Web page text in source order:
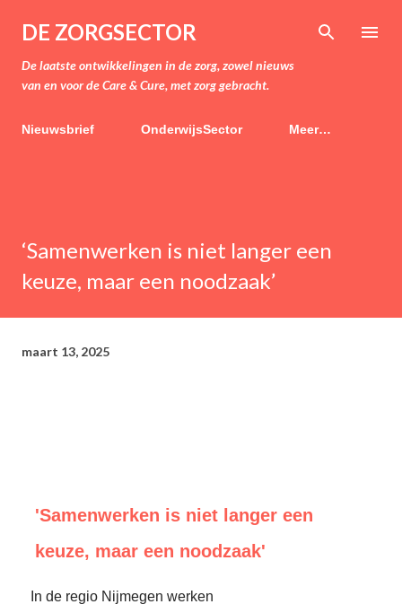
Doorgaan naar hoofdcontent
DE ZORGSECTOR
De laatste ontwikkelingen in de zorg, zowel nieuws
van en voor de Care & Cure, met zorg gebracht.
Nieuwsbrief OnderwijsSector Meer…
‘Samenwerken is niet langer een
keuze, maar een noodzaak’
maart 13, 2025
'Samenwerken is niet langer een
keuze, maar een noodzaak'
In de regio Nijmegen werken